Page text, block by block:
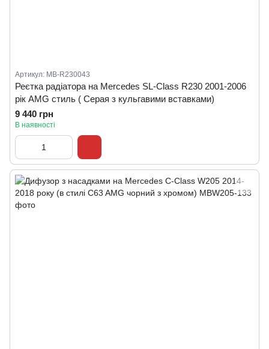
Артикул: MB-R230043
Реєтка радіатора на Mercedes SL-Class R230 2001-2006
рік AMG стиль ( Серая з кульгавими вставками)
9 440 грн
В наявності